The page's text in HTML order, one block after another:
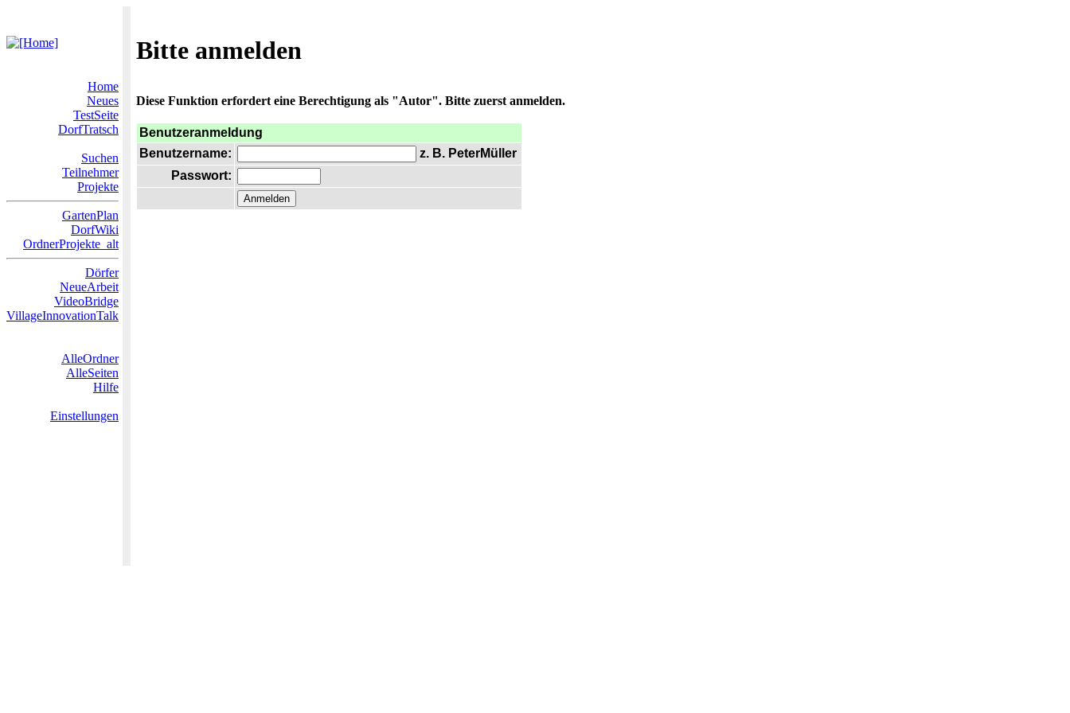
Bitte anmelden
Home
Neues
TestSeite
DorfTratsch
Suchen
Teilnehmer
Projekte
GartenPlan
DorfWiki
OrdnerProjekte_alt
Dörfer
NeueArbeit
VideoBridge
VillageInnovationTalk
AlleOrdner
AlleSeiten
Hilfe
Einstellungen
Diese Funktion erfordert eine Berechtigung als "Autor". Bitte zuerst anmelden.
Benutzeranmeldung
Benutzername:
z. B. PeterMüller
Passwort: